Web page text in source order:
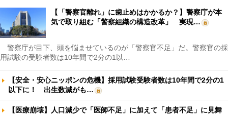
【「警察官離れ」に歯止めはかかるか？】警察庁が本
気で取り組む「警察組織の構造改革」 実現…
警察庁が目下、頭を悩ませているのが「警察官不足」だ。警察官の採
用試験の受験者数は10年間で2分の1以…
【安全・安心ニッポンの危機】採用試験受験者数は10年間で2分の1
以下に！ 出生数減がも…
【医療崩壊】人口減少で「医師不足」に加えて「患者不足」に見舞